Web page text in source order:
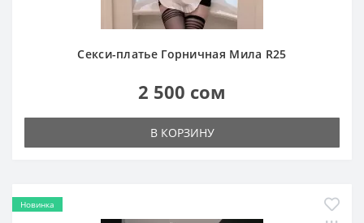
Секси-платье Горничная Мила R25
2 500 сом
В КОРЗИНУ
Новинка